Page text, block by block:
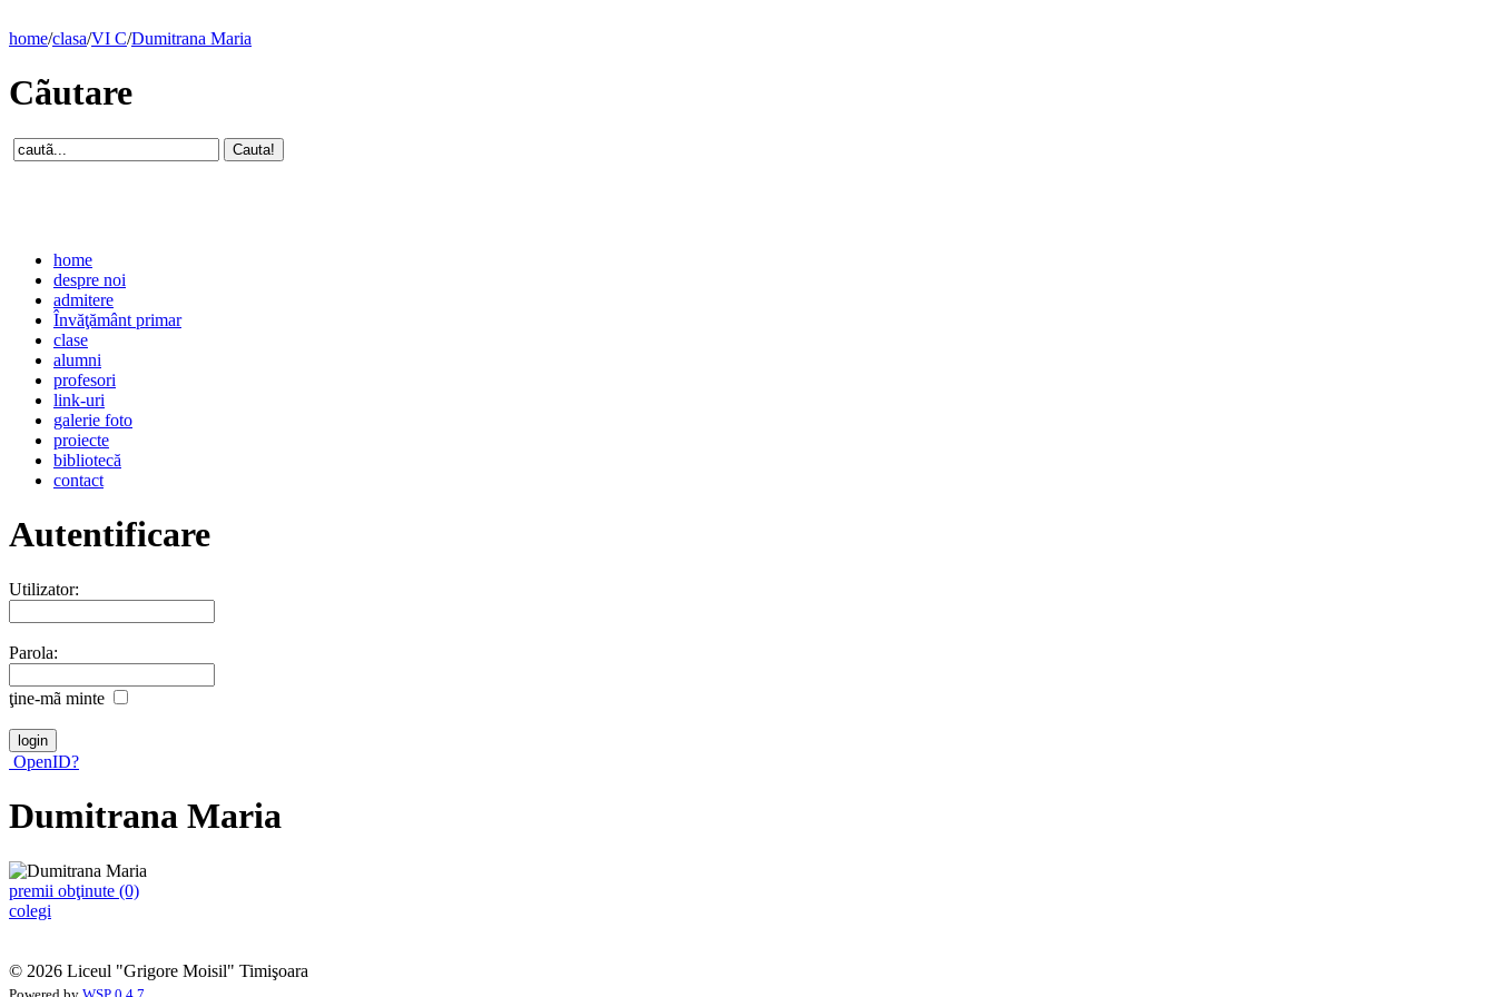
home/clasa/VI C/Dumitrana Maria
Cãutare
home
despre noi
admitere
Învăţământ primar
clase
alumni
profesori
link-uri
galerie foto
proiecte
bibliotecă
contact
Autentificare
Utilizator:
Parola:
ţine-mã minte
OpenID?
Dumitrana Maria
premii obţinute (0)
colegi
© 2026 Liceul "Grigore Moisil" Timişoara